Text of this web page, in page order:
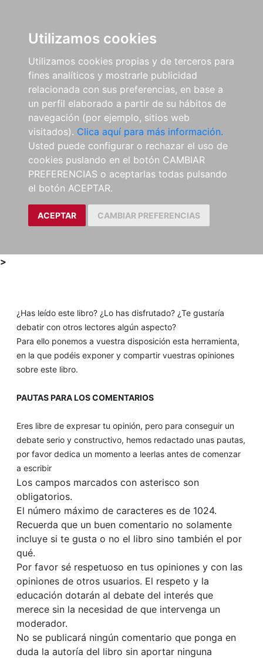
Utilizamos cookies
Utilizamos cookies propias y de terceros para
fines analíticos y mostrarle publicidad
relacionada con sus preferencias, en base a
un perfil elaborado a partir de su hábitos de
navegación (por ejemplo, sitios web
visitados). Clica aquí para más información.
Usted puede configurar o rechazar el uso de
cookies puslando en el botón CAMBIAR
PREFERENCIAS o aceptarlas todas pulsando
el botón ACEPTAR.
ACEPTAR CAMBIAR PREFERENCIAS
>
¿Has leído este libro? ¿Lo has disfrutado? ¿Te gustaría
debatir con otros lectores algún aspecto?
Para ello ponemos a vuestra disposición esta herramienta,
en la que podéis exponer y compartir vuestras opiniones
sobre este libro.
PAUTAS PARA LOS COMENTARIOS
Eres libre de expresar tu opinión, pero para conseguir un
debate serio y constructivo, hemos redactado unas pautas,
por favor dedica un momento a leerlas antes de comenzar
a escribir
Los campos marcados con asterisco son
obligatorios.
El número máximo de caracteres es de 1024.
Recuerda que un buen comentario no solamente
incluye si te gusta o no el libro sino también el por
qué.
Por favor sé respetuoso en tus opiniones y con las
opiniones de otros usuarios. El respeto y la
educación dotarán al debate del interés que
merece sin la necesidad de que intervenga un
moderador.
No se publicará ningún comentario que ponga en
duda la autoría del libro sin aportar ninguna